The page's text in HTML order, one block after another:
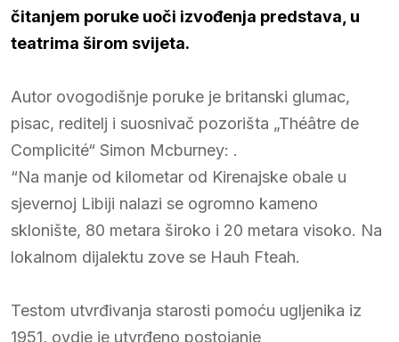
čitanjem poruke uoči izvođenja predstava, u
teatrima širom svijeta.
Autor ovogodišnje poruke je britanski glumac,
pisac, reditelj i suosnivač pozorišta „Théâtre de
Complicité“ Simon Mcburney: .
“Na manje od kilometar od Kirenajske obale u
sjevernoj Libiji nalazi se ogromno kameno
sklonište, 80 metara široko i 20 metara visoko. Na
lokalnom dijalektu zove se Hauh Fteah.
Testom utvrđivanja starosti pomoću ugljenika iz
1951, ovdje je utvrđeno postojanje